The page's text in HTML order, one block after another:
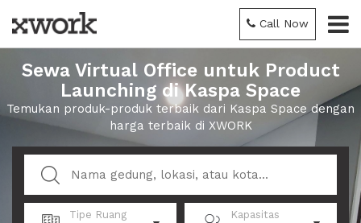
Call Now
Sewa Virtual Office untuk Product
Launching di Kaspa Space
Temukan produk-produk terbaik dari Kaspa Space dengan
harga terbaik di XWORK
Tipe Ruang Kapasitas